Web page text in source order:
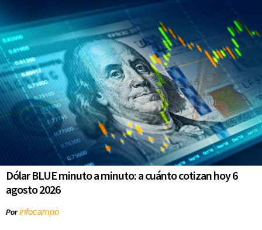
Dólar BLUE minuto a minuto: a cuánto cotizan hoy 6
agosto 2026
Porinfocampo